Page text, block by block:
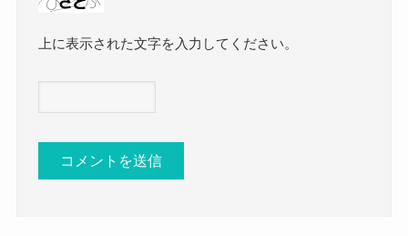
上に表示された文字を入力してください。